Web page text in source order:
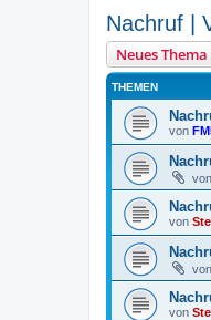
Nachruf |
Neues Thema
THEMEN
von
von
von
von
von